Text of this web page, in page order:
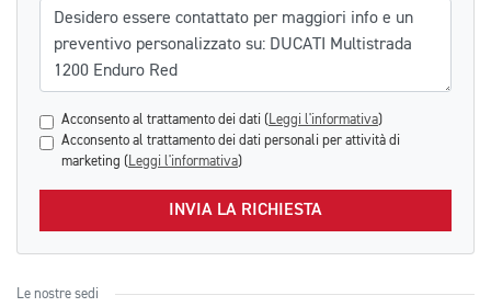
Messaggio
Acconsento al trattamento dei dati ( Leggi l'informativa)
Acconsento al trattamento dei dati personali per attività di
marketing ( Leggi l'informativa)
INVIA LA RICHIESTA
Le nostre sedi